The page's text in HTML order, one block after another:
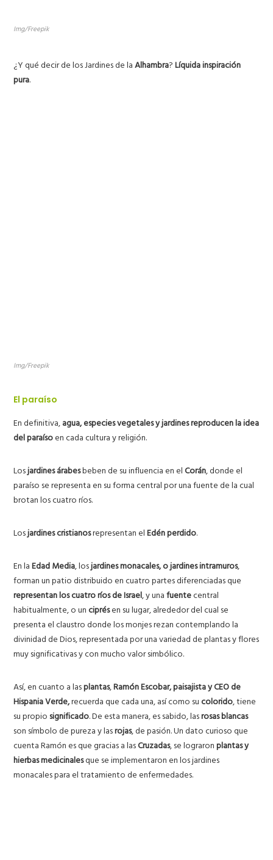
Img/Freepik
¿Y qué decir de los Jardines de laAlhambra?Líquida inspiración
pura.
Img/Freepik
El paraíso
En definitiva,agua, especies vegetales y jardines reproducen la idea
del paraísoen cada cultura y religión.
Losjardines árabesbeben de su influencia en elCorán, donde el
paraíso se representa en su forma central por una fuente de la cual
brotan los cuatro ríos.
Losjardines cristianosrepresentan elEdén perdido.
En laEdad Media, losjardines monacales, o jardines intramuros,
forman un patio distribuido en cuatro partes diferenciadas que
representan los cuatro ríos de Israel, y unafuentecentral
habitualmente, o unciprésen su lugar, alrededor del cual se
presenta el claustro donde los monjes rezan contemplando la
divinidad de Dios, representada por una variedad de plantas y flores
muy significativas y con mucho valor simbólico.
Así, en cuanto a lasplantas,Ramón Escobar, paisajista y CEO de
Hispania Verde,recuerda que cada una, así como sucolorido, tiene
su propio significado. De esta manera, es sabido, lasrosas blancas
son símbolo de pureza y lasrojas, de pasión. Un dato curioso que
cuenta Ramón es que gracias a lasCruzadas, se lograronplantas y
hierbas medicinalesque se implementaron en los jardines
monacales para el tratamiento de enfermedades.